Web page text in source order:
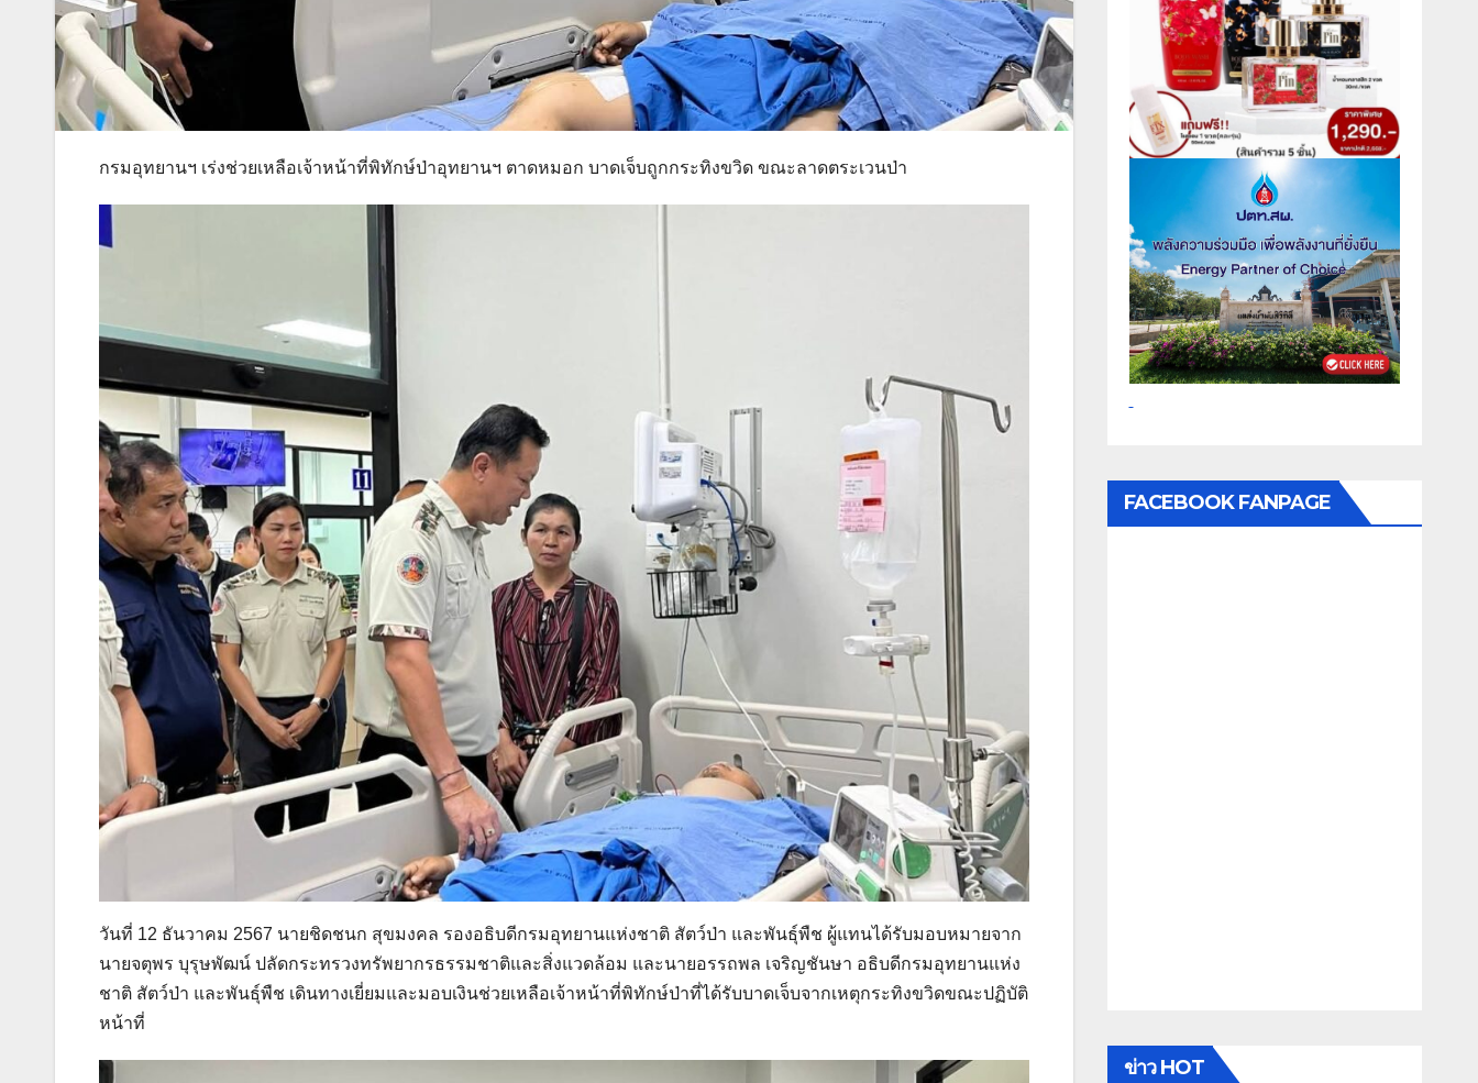
กรมอุทยานฯ เร่งช่วยเหลือเจ้าหน้าที่พิทักษ์ป่าอุทยานฯ ตาดหมอก บาดเจ็บถูกกระทิงขวิด ขณะลาดตระเวนป่า
วันที่ 12 ธันวาคม 2567 นายชิดชนก สุขมงคล รองอธิบดีกรมอุทยานแห่งชาติ สัตว์ป่า และพันธุ์พืช ผู้แทนได้รับมอบหมายจาก
นายจตุพร บุรุษพัฒน์ ปลัดกระทรวงทรัพยากรธรรมชาติและสิ่งแวดล้อม และนายอรรถพล เจริญชันษา อธิบดีกรมอุทยานแห่ง
ชาติ สัตว์ป่า และพันธุ์พืช เดินทางเยี่ยมและมอบเงินช่วยเหลือเจ้าหน้าที่พิทักษ์ป่าที่ได้รับบาดเจ็บจากเหตุกระทิงขวิดขณะปฏิบัติ
หน้าที่
FACEBOOK FANPAGE
ข่าว HOT